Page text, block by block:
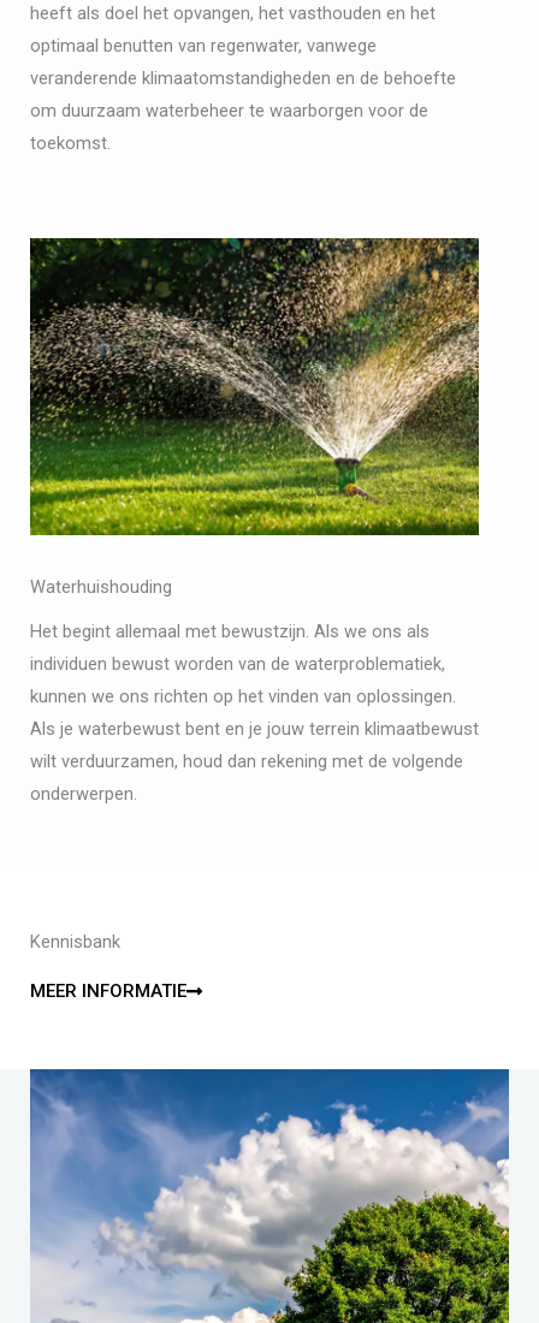
heeft als doel het opvangen, het vasthouden en het
optimaal benutten van regenwater, vanwege
veranderende klimaatomstandigheden en de behoefte
om duurzaam waterbeheer te waarborgen voor de
toekomst.
Waterhuishouding
Het begint allemaal met bewustzijn. Als we ons als
individuen bewust worden van de waterproblematiek,
kunnen we ons richten op het vinden van oplossingen.
Als je waterbewust bent en je jouw terrein klimaatbewust
wilt verduurzamen, houd dan rekening met de volgende
onderwerpen.
Kennisbank
MEER INFORMATIE